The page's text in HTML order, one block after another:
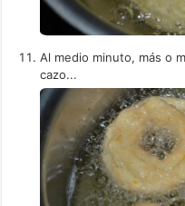
Al medio minuto, más o
cazo...